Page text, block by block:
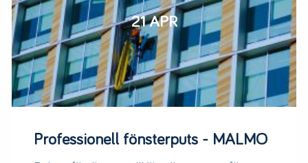
21 APR
Professionell fönsterputs - MALMÖ